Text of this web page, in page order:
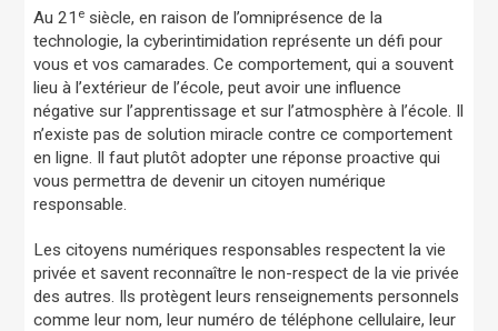
Au 21 e siècle, en raison de l’omniprésence de la
technologie, la cyberintimidation représente un défi pour
vous et vos camarades. Ce comportement, qui a souvent
lieu à l’extérieur de l’école, peut avoir une influence
négative sur l’apprentissage et sur l’atmosphère à l’école. Il
n’existe pas de solution miracle contre ce comportement
en ligne. Il faut plutôt adopter une réponse proactive qui
vous permettra de devenir un citoyen numérique
responsable.
Les citoyens numériques responsables respectent la vie
privée et savent reconnaître le non-respect de la vie privée
des autres. Ils protègent leurs renseignements personnels
comme leur nom, leur numéro de téléphone cellulaire, leur